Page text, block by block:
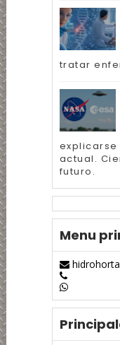
tratar
actual.
futuro.
Menu